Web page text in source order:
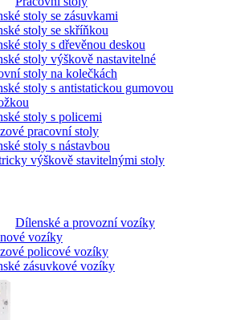
stoly se zásuvkami
stoly se skříňkou
stoly s dřevěnou deskou
stoly výškově nastavitelné
stoly na kolečkách
stoly s antistatickou gumovou
stoly s policemi
pracovní stoly
stoly s nástavbou
výškově stavitelnými stoly
Dílenské a provozní vozíky
vozíky
policové vozíky
zásuvkové vozíky